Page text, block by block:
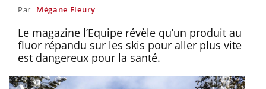
Par Mégane Fleury
Le magazine l’Equipe révèle qu’un produit au
fluor répandu sur les skis pour aller plus vite
est dangereux pour la santé.